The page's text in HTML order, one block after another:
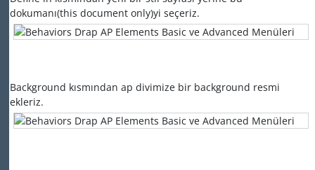
dokumanı(this document only)yi seçeriz.
Background kısmından ap divimize bir background resmi
ekleriz.